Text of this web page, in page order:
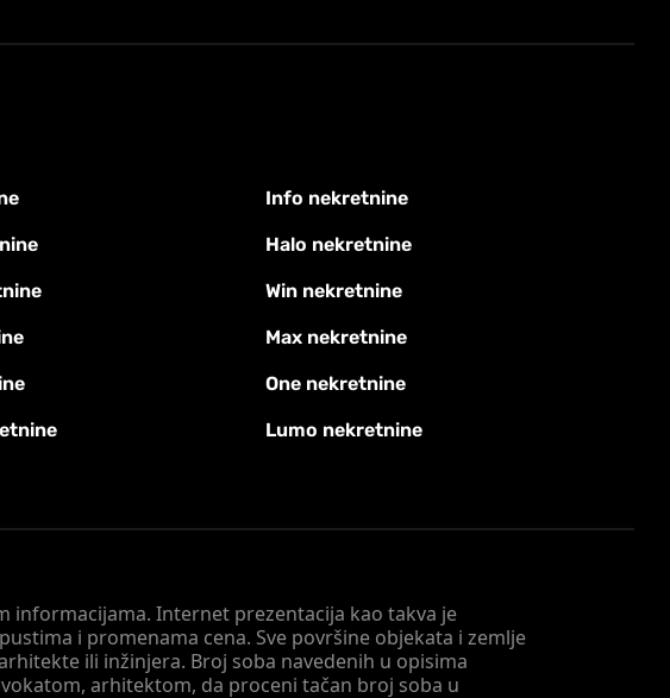
informacijama. Internet prezentacija kao takva je
i promenama cena. Sve površine objekata i zemlje
ili inžinjera. Broj soba navedenih u opisima
arhitektom, da proceni tačan broj soba u
Info nekretnine
Halo nekretnine
Win nekretnine
Max nekretnine
One nekretnine
Lumo nekretnine